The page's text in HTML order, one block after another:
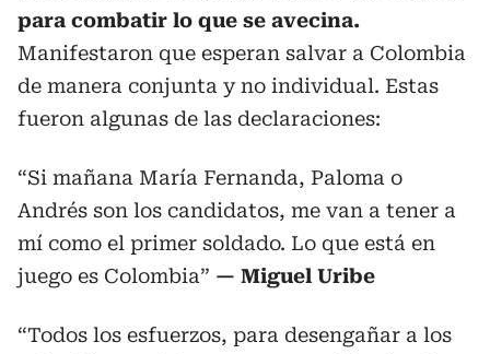
para combatir lo que se avecina.
Manifestaron que esperan salvar a Colombia
de manera conjunta y no individual. Estas
fueron algunas de las declaraciones:
“Si mañana María Fernanda, Paloma o
Andrés son los candidatos, me van a tener a
mí como el primer soldado. Lo que está en
juego es Colombia” — Miguel Uribe
“Todos los esfuerzos, para desengañar a los